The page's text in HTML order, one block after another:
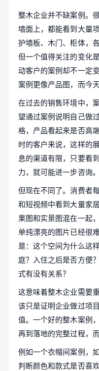
整木企业并不缺案例。
墙面上，都能看到大量
护墙板、木门、柜体，
但一个值得关注的变化
动客户的案例却不一定
案例更像产品图，而今
在过去的销售环境中，
望通过案例说明自己做
格，产品看起来是否高
时的客户来说，这样的
息的渠道有限，只要看
力，就可能进一步咨询。
但现在不同了。消费者
和短视频中看到大量家
果图和实景图混在一起
单纯漂亮的图片已经很
是：这个空间为什么这
庭？入住之后是否方便
式有没有关系？
这意味着整木企业需要
该只是证明企业做过项
值。一个好的整木案例
再到落地的完整过程，
例如一个衣帽间案例，
判断颜色和款式是否喜